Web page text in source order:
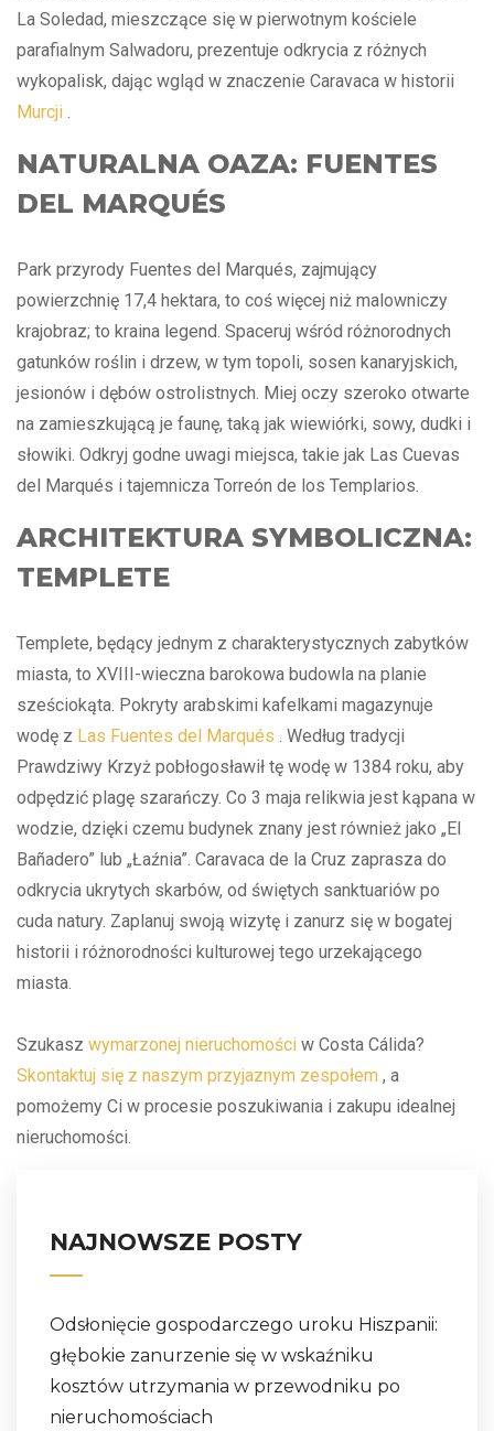
La Soledad, mieszczące się w pierwotnym kościele
parafialnym Salwadoru, prezentuje odkrycia z różnych
wykopalisk, dając wgląd w znaczenie Caravaca w historii
Murcji
NATURALNA OAZA: FUENTES
DEL MARQUÉS
Park przyrody Fuentes del Marqués, zajmujący
powierzchnię 17,4 hektara, to coś więcej niż malowniczy
krajobraz; to kraina legend. Spaceruj wśród różnorodnych
gatunków roślin i drzew, w tym topoli, sosen kanaryjskich,
jesionów i dębów ostrolistnych. Miej oczy szeroko otwarte
na zamieszkującą je faunę, taką jak wiewiórki, sowy, dudki i
słowiki. Odkryj godne uwagi miejsca, takie jak Las Cuevas
del Marqués i tajemnicza Torreón de los Templarios.
ARCHITEKTURA SYMBOLICZNA:
TEMPLETE
Templete, będący jednym z charakterystycznych zabytków
miasta, to XVIII-wieczna barokowa budowla na planie
sześciokąta. Pokryty arabskimi kafelkami magazynuje
wodę z Las Fuentes del Marqués . Według tradycji
Prawdziwy Krzyż pobłogosławił tę wodę w 1384 roku, aby
odpędzić plagę szarańczy. Co 3 maja relikwia jest kąpana w
wodzie, dzięki czemu budynek znany jest również jako „El
Bañadero” lub „Łaźnia”. Caravaca de la Cruz zaprasza do
odkrycia ukrytych skarbów, od świętych sanktuariów po
cuda natury. Zaplanuj swoją wizytę i zanurz się w bogatej
historii i różnorodności kulturowej tego urzekającego
miasta.
Szukasz wymarzonej nieruchomości w Costa Cálida?
Skontaktuj się z naszym przyjaznym zespołem , a
pomożemy Ci w procesie poszukiwania i zakupu idealnej
nieruchomości.
NAJNOWSZE POSTY
Odsłonięcie gospodarczego uroku Hiszpanii:
głębokie zanurzenie się w wskaźniku
kosztów utrzymania w przewodniku po
nieruchomościach